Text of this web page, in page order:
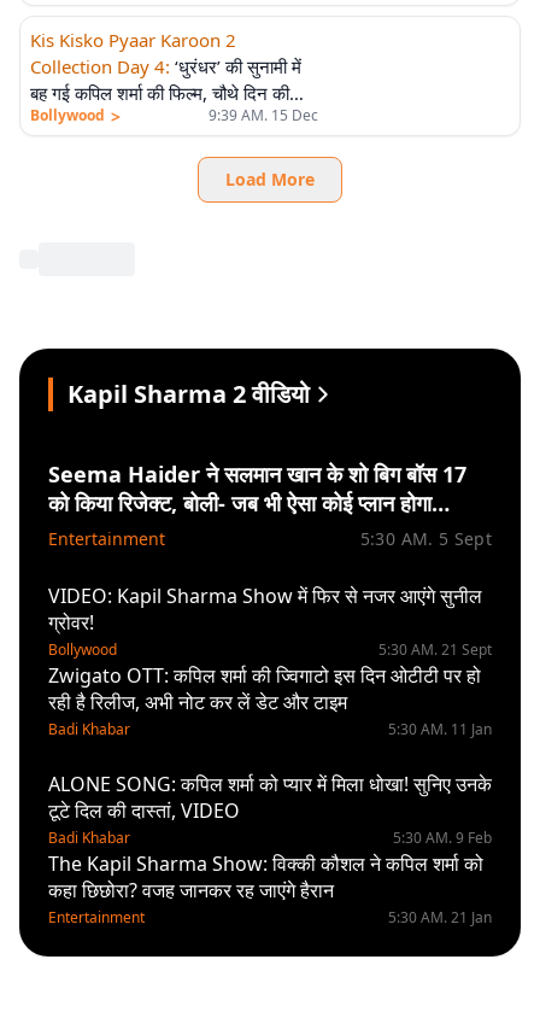
Kis Kisko Pyaar Karoon 2
Collection Day 4: ‘धुरंधर’ की सुनामी में
बह गई कपिल शर्मा की फिल्म, चौथे दिन की
कमाई ने किया चौंकाने वाला खुलासा
Bollywood > 9:39 AM. 15 Dec
Load More
Kapil Sharma 2 वीडियो
Seema Haider ने सलमान खान के शो बिग बॉस 17
को किया रिजेक्ट, बोली- जब भी ऐसा कोई प्लान होगा…
Entertainment 5:30 AM. 5 Sept
VIDEO: Kapil Sharma Show में फिर से नजर आएंगे सुनील
ग्रोवर!
Bollywood 5:30 AM. 21 Sept
Zwigato OTT: कपिल शर्मा की ज्विगाटो इस दिन ओटीटी पर हो
रही है रिलीज, अभी नोट कर लें डेट और टाइम
Badi Khabar 5:30 AM. 11 Jan
ALONE SONG: कपिल शर्मा को प्यार में मिला धोखा! सुनिए उनके
टूटे दिल की दास्तां, VIDEO
Badi Khabar 5:30 AM. 9 Feb
The Kapil Sharma Show: विक्की कौशल ने कपिल शर्मा को
कहा छिछोरा? वजह जानकर रह जाएंगे हैरान
Entertainment 5:30 AM. 21 Jan